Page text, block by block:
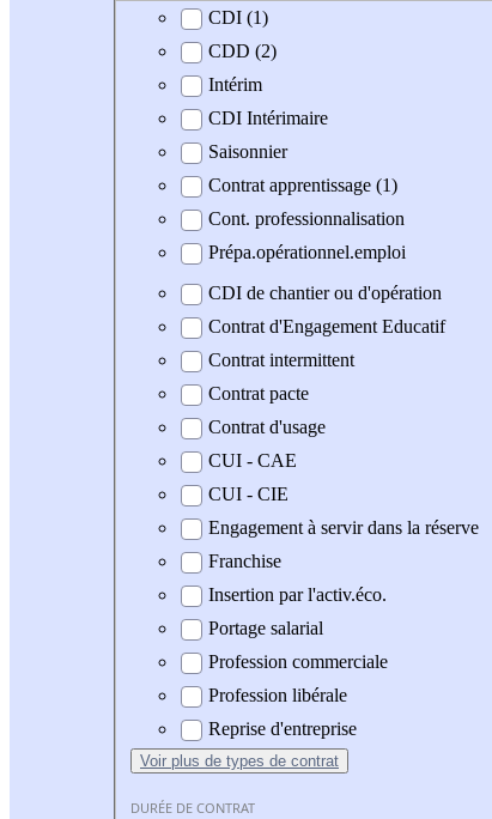
Type de contrat
CDI (1)
CDD (2)
Intérim
CDI Intérimaire
Saisonnier
Contrat apprentissage (1)
Cont. professionnalisation
Prépa.opérationnel.emploi
CDI de chantier ou d'opération
Contrat d'Engagement Educatif
Contrat intermittent
Contrat pacte
Contrat d'usage
CUI - CAE
CUI - CIE
Engagement à servir dans la réserve
Franchise
Insertion par l'activ.éco.
Portage salarial
Profession commerciale
Profession libérale
Reprise d'entreprise
Voir plus de types de contrat
DURÉE DE CONTRAT